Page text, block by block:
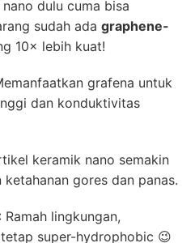
dulu cuma bisa
sudah ada graphene-
10× lebih kuat!
grafena untuk
dan konduktivitas
keramik nano semakin
ketahanan gores dan panas.
: Ramah lingkungan,
super-hydrophobic 😉